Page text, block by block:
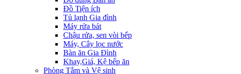
Đồ Tiện ích
Tủ lạnh Gia đình
Máy rửa bát
Chậu rửa, sen vòi bếp
Máy, Cây lọc nước
Bàn ăn Gia Đình
Khay,Giá, Kệ bếp ăn
Phòng Tắm và Vệ sinh